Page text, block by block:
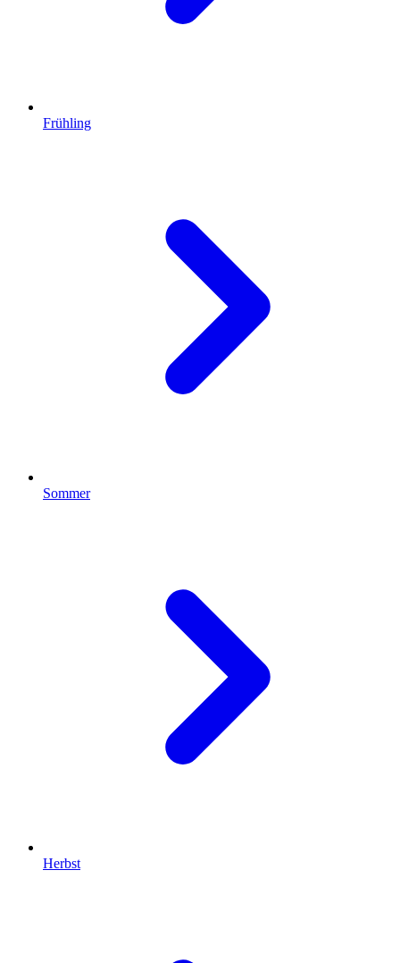
Frühling
Sommer
Herbst